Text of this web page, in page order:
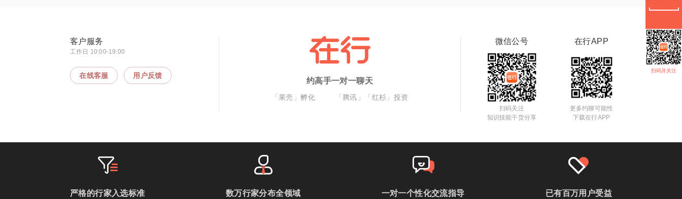
扫码并关注
客户服务
工作日 10:00-19:00
在线客服 用户反馈
约高手一对一聊天
「果壳」孵化 「腾讯」「红杉」投资
微信公号
扫码关注
知识技能干货分享
在行APP
更多约聊可能性
下载在行APP
严格的行家入选标准 数万行家分布全领域 一对一个性化交流指导 已有百万用户受益